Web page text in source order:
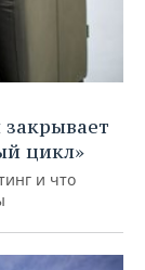
цикл»
и что